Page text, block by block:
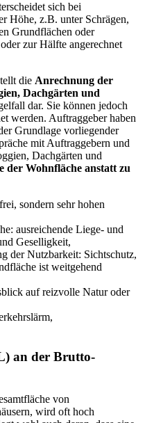
sich bei
Höhe, z.B. unter Schrägen,
Grundflächen oder
zur Hälfte angerechnet
die Anrechnung der
Dachgärten und
dar. Sie können jedoch
werden. Auftraggeber haben
Grundlage vorliegender
mit Auftraggebern und
Dachgärten und
der Wohnfläche anstatt zu
sondern sehr hohen
ausreichende Liege- und
Geselligkeit,
der Nutzbarkeit: Sichtschutz,
ist weitgehend
auf reizvolle Natur oder
an der Brutto-
von
wird oft hoch